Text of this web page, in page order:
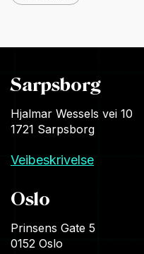
Sarpsborg
Hjalmar Wessels vei 10
1721 Sarpsborg
Veibeskrivelse
Oslo
Prinsens Gate 5
0152 Oslo